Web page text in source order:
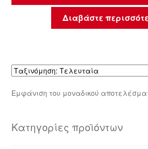
Διαβάστε
Εμφάνιση του μοναδικού
Κατηγορίες προϊόντων